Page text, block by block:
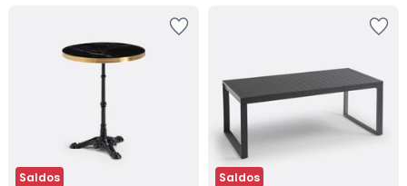
Saldos Saldos